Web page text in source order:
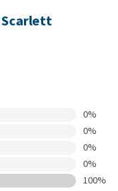
Scarlett
0%
0%
0%
0%
100%